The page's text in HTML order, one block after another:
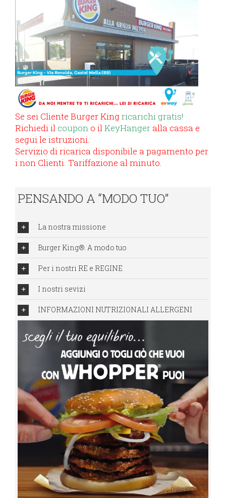
Se sei Cliente Burger Kingricarichi gratis!
Richiedi il coupon o ilKeyHanger alla cassa e
segui le istruzioni.
Servizio di ricarica disponibile a pagamento per
i non Clienti. Tariffazione al minuto.
PENSANDO A “MODO TUO”
La nostra missione
Burger King®. A modo tuo
Per i nostri RE e REGINE
I nostri sevizi
INFORMAZIONI NUTRIZIONALI ALLERGENI